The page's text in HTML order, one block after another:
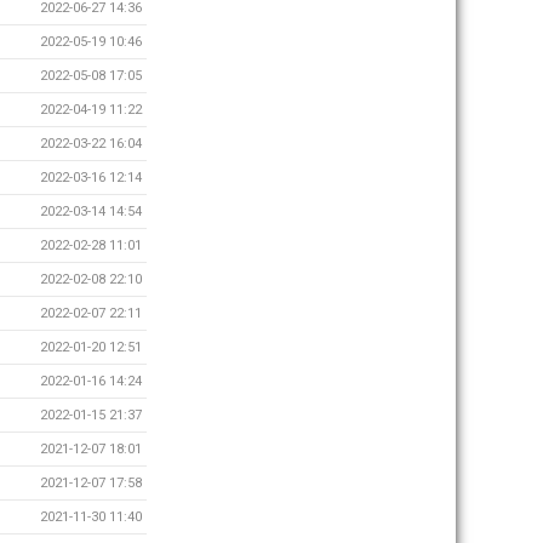
2022-06-27 14:36
2022-05-19 10:46
2022-05-08 17:05
2022-04-19 11:22
2022-03-22 16:04
2022-03-16 12:14
2022-03-14 14:54
2022-02-28 11:01
2022-02-08 22:10
2022-02-07 22:11
2022-01-20 12:51
2022-01-16 14:24
2022-01-15 21:37
2021-12-07 18:01
2021-12-07 17:58
2021-11-30 11:40